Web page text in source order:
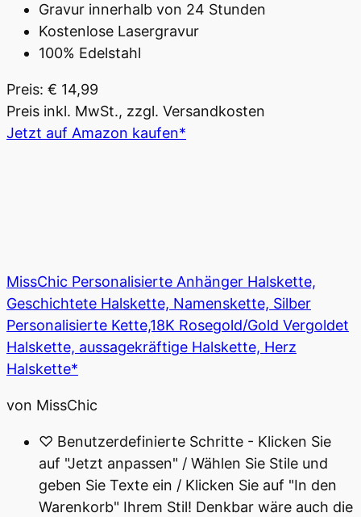
Gravur innerhalb von 24 Stunden
Kostenlose Lasergravur
100% Edelstahl
Preis: € 14,99
Preis inkl. MwSt., zzgl. Versandkosten
Jetzt auf Amazon kaufen*
MissChic Personalisierte Anhänger Halskette,
Geschichtete Halskette, Namenskette, Silber
Personalisierte Kette,18K Rosegold/Gold Vergoldet
Halskette, aussagekräftige Halskette, Herz
Halskette*
von MissChic
♡ Benutzerdefinierte Schritte - Klicken Sie
auf "Jetzt anpassen" / Wählen Sie Stile und
geben Sie Texte ein / Klicken Sie auf "In den
Warenkorb" Ihrem Stil! Denkbar wäre auch die